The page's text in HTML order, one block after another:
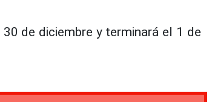
de diciembre y terminará el 1 de